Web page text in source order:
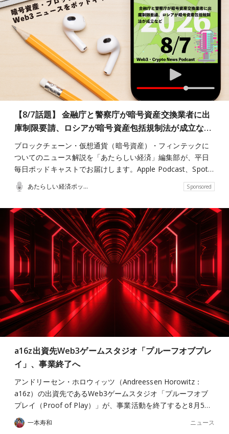
【8/7話題】 金融庁と警察庁が暗号資産交換業者に出
庫制限要請、ロシアが暗号資産包括規制法が成立な…
ブロックチェーン・仮想通貨（暗号資産）・フィンテックに
ついてのニュース解説を「あたらしい経済」編集部が、平日
毎日ポッドキャストでお届けします。Apple Podcast、Spot…
あたらしい経済ポッドキャスト Sponsored
a16z出資先Web3ゲームスタジオ「プルーフオブプレ
イ」、事業終了へ
アンドリーセン・ホロウィッツ（Andreessen Horowitz：
a16z）の出資先であるWeb3ゲームスタジオ「プルーフオブ
プレイ（Proof of Play）」が、事業活動を終了すると8月5…
一本寿和 ニュース